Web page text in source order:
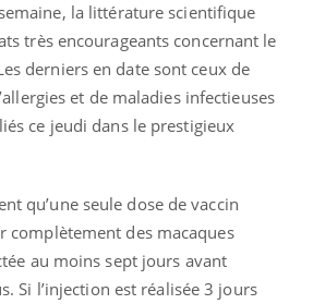
la littérature scientifique
très encourageants concernant le
derniers en date sont ceux de
et de maladies infectieuses
ce jeudi dans le prestigieux
qu’une seule dose de vaccin
complètement des macaques
au moins sept jours avant
Si l’injection est réalisée 3 jours